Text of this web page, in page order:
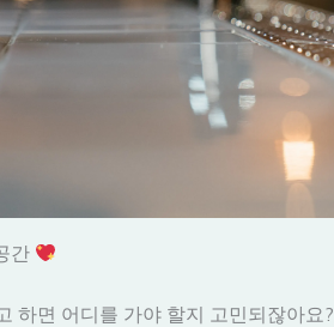
간
하면 어디를 가야 할지 고민되잖아요?